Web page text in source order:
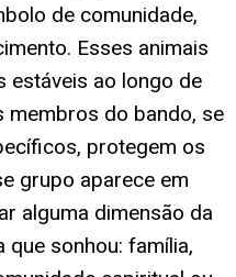
de comunidade,
Esses animais
estáveis ao longo de
membros do bando, se
protegem os
grupo aparece em
alguma dimensão da
que sonhou: família,